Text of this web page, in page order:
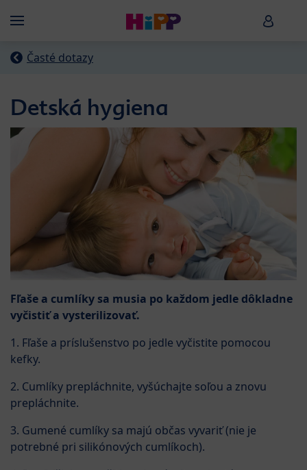
Menü HiPP
Časté dotazy
Detská hygiena
Fľaše a cumlíky sa musia po každom jedle dôkladne
vyčistiť a vysterilizovať.
1. Fľaše a príslušenstvo po jedle vyčistite pomocou
kefky.
2. Cumlíky prepláchnite, vyšúchajte soľou a znovu
prepláchnite.
3. Gumené cumlíky sa majú občas vyvariť (nie je
potrebné pri silikónových cumlíkoch).